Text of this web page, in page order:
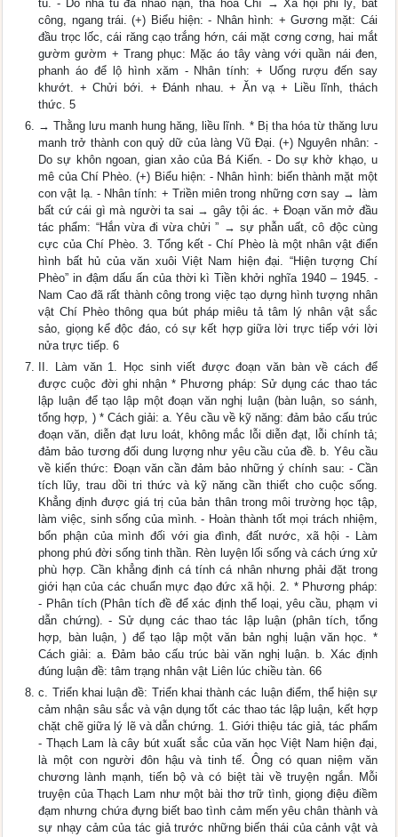
tù. - Do nhà tù đã nhào nặn, tha hóa Chí → Xã hội phi lý, bất
công, ngang trái. (+) Biểu hiện: - Nhân hình: + Gương mặt: Cái
đầu trọc lốc, cái răng cạo trắng hớn, cái mặt cơng cơng, hai mắt
gườm gườm + Trang phục: Mặc áo tây vàng với quần nái đen,
phanh áo để lộ hình xăm - Nhân tính: + Uống rượu đến say
khướt. + Chửi bới. + Đánh nhau. + Ăn vạ + Liều lĩnh, thách
thức. 5
→ Thằng lưu manh hung hăng, liều lĩnh. * Bị tha hóa từ thăng lưu
manh trở thành con quỷ dữ của làng Vũ Đại. (+) Nguyên nhân: -
Do sự khôn ngoan, gian xảo của Bá Kiến. - Do sự khờ khạo, u
mê của Chí Phèo. (+) Biểu hiện: - Nhân hình: biến thành mặt một
con vật lạ. - Nhân tính: + Triền miên trong những cơn say → làm
bất cứ cái gì mà người ta sai → gây tội ác. + Đoạn văn mở đầu
tác phẩm: “Hắn vừa đi vừa chửi ” → sự phẫn uất, cô độc cùng
cực của Chí Phèo. 3. Tổng kết - Chí Phèo là một nhân vật điển
hình bất hủ của văn xuôi Việt Nam hiện đại. “Hiện tượng Chí
Phèo” in đậm dấu ấn của thời kì Tiền khởi nghĩa 1940 – 1945. -
Nam Cao đã rất thành công trong việc tạo dựng hình tượng nhân
vật Chí Phèo thông qua bút pháp miêu tả tâm lý nhân vật sắc
sảo, giọng kể độc đáo, có sự kết hợp giữa lời trực tiếp với lời
nửa trực tiếp. 6
II. Làm văn 1. Học sinh viết được đoạn văn bàn về cách để
được cuộc đời ghi nhận * Phương pháp: Sử dụng các thao tác
lập luận để tạo lập một đoạn văn nghị luận (bàn luận, so sánh,
tổng hợp, ) * Cách giải: a. Yêu cầu về kỹ năng: đảm bảo cấu trúc
đoạn văn, diễn đạt lưu loát, không mắc lỗi diễn đạt, lỗi chính tả;
đảm bảo tương đối dung lượng như yêu cầu của đề. b. Yêu cầu
về kiến thức: Đoạn văn cần đảm bảo những ý chính sau: - Cần
tích lũy, trau dồi tri thức và kỹ năng cần thiết cho cuộc sống.
Khẳng định được giá trị của bản thân trong môi trường học tập,
làm việc, sinh sống của mình. - Hoàn thành tốt mọi trách nhiệm,
bổn phận của mình đối với gia đình, đất nước, xã hội - Làm
phong phú đời sống tinh thần. Rèn luyện lối sống và cách ứng xử
phù hợp. Cần khẳng định cá tính cá nhân nhưng phải đặt trong
giới hạn của các chuẩn mực đạo đức xã hội. 2. * Phương pháp:
- Phân tích (Phân tích đề để xác định thể loại, yêu cầu, phạm vi
dẫn chứng). - Sử dụng các thao tác lập luận (phân tích, tổng
hợp, bàn luận, ) để tạo lập một văn bản nghị luận văn học. *
Cách giải: a. Đảm bảo cấu trúc bài văn nghị luận. b. Xác định
đúng luận đề: tâm trạng nhân vật Liên lúc chiều tàn. 66
c. Triển khai luận đề: Triển khai thành các luận điểm, thể hiện sự
cảm nhận sâu sắc và vận dụng tốt các thao tác lập luận, kết hợp
chặt chẽ giữa lý lẽ và dẫn chứng. 1. Giới thiệu tác giả, tác phẩm
- Thạch Lam là cây bút xuất sắc của văn học Việt Nam hiện đại,
là một con người đôn hậu và tinh tế. Ông có quan niệm văn
chương lành mạnh, tiến bộ và có biệt tài về truyện ngắn. Mỗi
truyện của Thạch Lam như một bài thơ trữ tình, giọng điệu điềm
đạm nhưng chứa đựng biết bao tình cảm mến yêu chân thành và
sự nhạy cảm của tác giả trước những biến thái của cảnh vật và